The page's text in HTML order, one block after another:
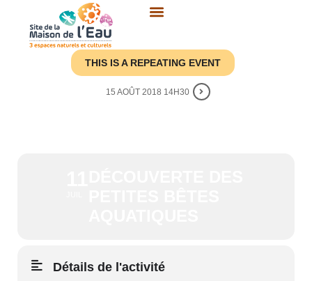
contenu
THIS IS A REPEATING EVENT
15 AOÛT 2018 14H30
Détails de l'activité